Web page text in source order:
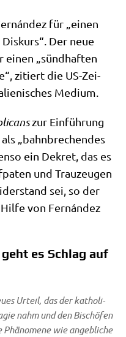
für „einen
Der neue
einen „sünd­haf­ten
zitiert die US-Zei­
Medium.
zur Ein­füh­rung
„bahn­bre­chen­des
ein Dekret, das es
und Trau­zeu­gen
sei, so der
von Fernán­dez
es Schlag auf
Urteil, das der katho­li­
nahm und den Bischö­fen
wie angeb­li­che